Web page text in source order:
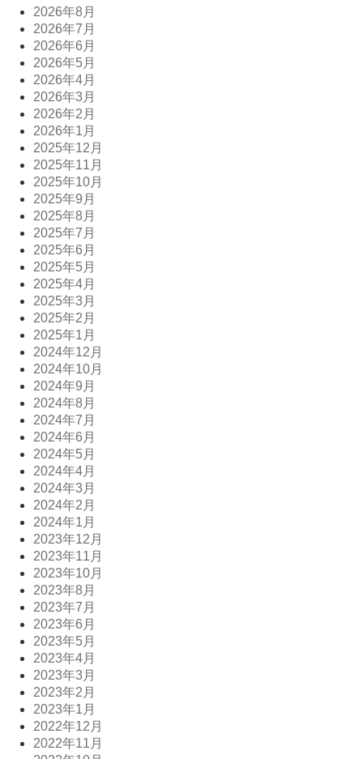
2026年8月
2026年7月
2026年6月
2026年5月
2026年4月
2026年3月
2026年2月
2026年1月
2025年12月
2025年11月
2025年10月
2025年9月
2025年8月
2025年7月
2025年6月
2025年5月
2025年4月
2025年3月
2025年2月
2025年1月
2024年12月
2024年10月
2024年9月
2024年8月
2024年7月
2024年6月
2024年5月
2024年4月
2024年3月
2024年2月
2024年1月
2023年12月
2023年11月
2023年10月
2023年8月
2023年7月
2023年6月
2023年5月
2023年4月
2023年3月
2023年2月
2023年1月
2022年12月
2022年11月